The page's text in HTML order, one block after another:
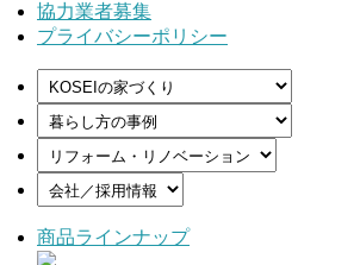
協力業者募集
プライバシーポリシー
商品ラインナップ